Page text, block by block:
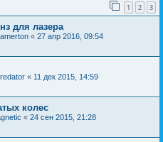
1 2 3
для лазера
« 27 апр 2016, 09:54
« 11 дек 2015, 14:59
колес
« 24 сен 2015, 21:28